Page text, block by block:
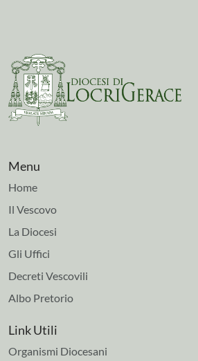
Menu
Home
Il Vescovo
La Diocesi
Gli Uffici
Decreti Vescovili
Albo Pretorio
Link Utili
Organismi Diocesani